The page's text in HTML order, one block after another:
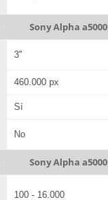
Sony Alpha a5000
3''
460.000 px
Sí
No
Sony Alpha a5000
100 - 16.000